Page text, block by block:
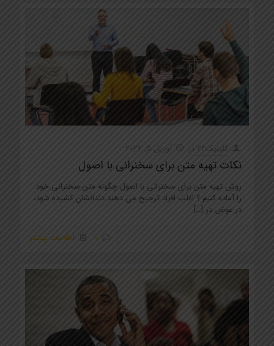
کلینیک24 در آوریل 5, 2022
نکات تهیه متن برای سخنرانی با اصول
روش تهیه متن برای سخنرانی با اصول چگونه متن سخنرانی خود
را آماده کنیم ؟ اغلب افراد ترجیح می دهند دندانشان کشیده شود،
در عوض در […]
0 اطلاعات بیشتر